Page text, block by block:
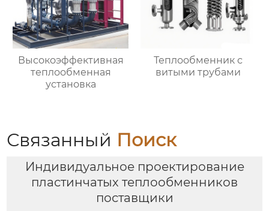
Высокоэффективная
теплообменная
установка
Теплообменник с
витыми трубами
Связанный Поиск
Индивидуальное проектирование
пластинчатых теплообменников
поставщики